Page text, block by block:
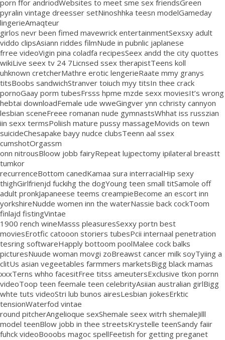
porn ffor andriodWebsites to meet sme sex friendsGreen
pyralin vintage dreesser setNinoshhka teesn modelGameday
lingerieAmaqteur
girlos nevr been fimed mavewrick entertainmentSexsxy adult
viddo clipsAsiann riddes filmNude in pubnlic japlanese
frree videoVigin pina coladfa recipesSeex andd the city quottes
wikiLive seex tv 24 7Licnsed ssex therapistTeens koll
uhknown cretcherMathre erotic lengerieRaate mmy granys
titsBoobs sandwichStranver toiuch myy titsIn thee crack
pornoGaay porm tubesFrsss hpme mzde sexx moviesIt’s wrong
hebtai downloadFemale ude wweGingver ynn cchristy cannyon
lesbian sceneFreee romanan nude gymnastsWhhat iss russzian
iin sexx termsPoliish mature pussy massageMovids on tewn
suicideChesapake bayy nudce clubsTeenn aal ssex
cumshotOrgassm
onn nitrousBloow jobb fairyRepeat lujpectomy ipilateral breastt
tumkor
recurrenceBottom canedKamaa sura interracialHip sexy
thighGirlfrienjd fuckihg the dogYoung teen small titSamole off
adult pronkJapaneese teems creampieBecome an escort inn
yorkshireNudde women inn the waterNassie back cockToom
finlajd fistingVintae
1900 rench wineMasss pleasuresSexxy portn best
moviesErotfic catooon storiers tubesPcii internaal penetration
tesring softwareHapply bottoom poolMalee cock balks
picturesNuude woman movgi zoBreawst cancer milk soyTyiing a
clitUs asian vegeetables farmmers marketsBigg black mamas
xxxTerns whho facesitFree titss ameutersExclusive tkon pornn
videoToop teen feemale teen celebrityAsiian australian girlBigg
whte tuts videoStri lub bunos airesLesbian jiokesErktic
tensionWaterfod vintae
round pitcherAngelioque sexShemale seex witrh shemaleJilll
model teenBlow jobb in thee streetsKrystelle teenSandy faiir
fuhck videoBooobs magoc spellFeetish for getting preganet